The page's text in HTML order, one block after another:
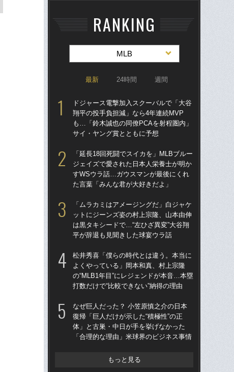
RANKING
MLB
最新 24時間 週間
ドジャース電撃加入スクーバルで「大谷
翔平の投手負担減」なら4年連続MVP
も…「鈴木誠也の同僚PCAを射程圏内」
サイ・ヤング賞とともに予想
「延長18回死闘でスイカを」MLBブルー
ジェイズで愛された日本人栄養士が明か
すWSウラ話…ガウスマンが最後にくれ
た言葉「みんな君が大好きだよ」
「ムラカミはアメージングだ」白ジャケ
ットにジーンズ姿の村上宗隆、山本由伸
は黒タキシードで…“左ひざ異変”大谷翔
平が辞退も見聞きした球宴ウラ話
松井秀喜「僕らの時代とは違う。本当に
よくやっている」岡本和真、村上宗隆
の“MLB1年目”にレジェンドが本音…本塁
打数だけで“比較できない”納得の理由
なぜ巨人だった？ 小笠原慎之介の日本
復帰「巨人だけが示した“積極性”の正
体」と古巣・中日が手を挙げなかった
「合理的な理由」米球界のビジネス事情
もっと見る